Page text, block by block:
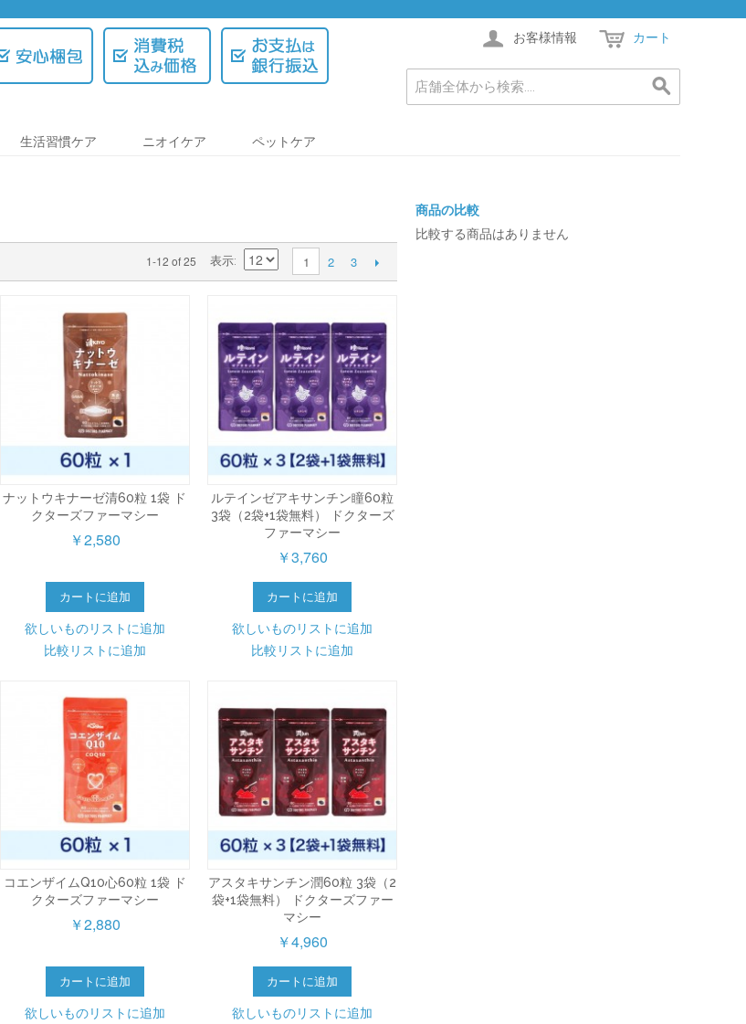
お客様情報 カート
生活習慣ケア ニオイケア ペットケア
1-12 of 25 表示 1 2 3
ナットウキナーゼ清60粒 1袋 ド
クターズファーマシー
￥2,580
カートに追加
欲しいものリストに追加
比較リストに追加
ルテインゼアキサンチン瞳60粒
3袋（2袋+1袋無料） ドクターズ
ファーマシー
￥3,760
カートに追加
欲しいものリストに追加
比較リストに追加
コエンザイムQ10心60粒 1袋 ド
クターズファーマシー
￥2,880
カートに追加
欲しいものリストに追加
アスタキサンチン潤60粒 3袋（2
袋+1袋無料） ドクターズファー
マシー
￥4,960
カートに追加
欲しいものリストに追加
商品の比較
比較する商品はありません